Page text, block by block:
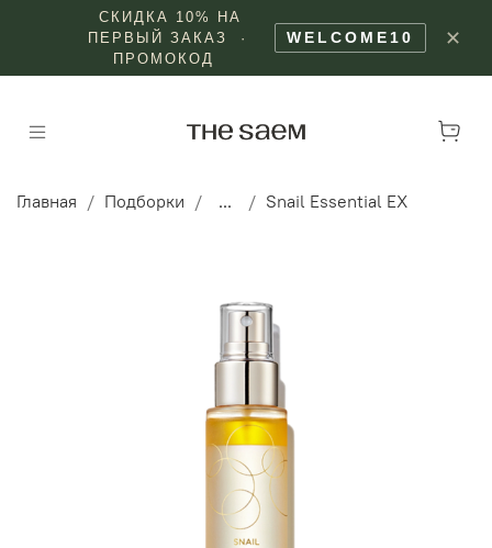
СКИДКА 10% НА
ПЕРВЫЙ ЗАКАЗ ·
ПРОМОКОД
WELCOME10 ✕
Главная Подборки ... Snail Essential EX